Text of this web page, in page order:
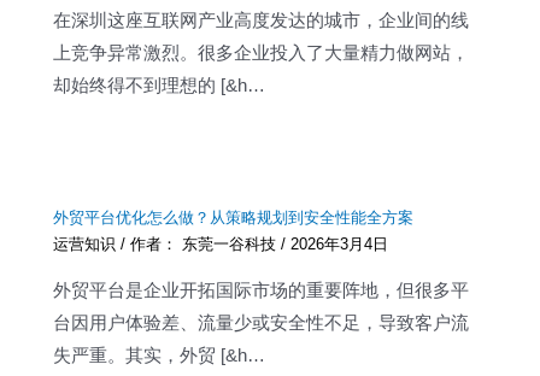
在深圳这座互联网产业高度发达的城市，企业间的线
上竞争异常激烈。很多企业投入了大量精力做网站，
却始终得不到理想的 [&h…
外贸平台优化怎么做？从策略规划到安全性能全方案
运营知识 / 作者： 东莞一谷科技/2026年3月4日
外贸平台是企业开拓国际市场的重要阵地，但很多平
台因用户体验差、流量少或安全性不足，导致客户流
失严重。其实，外贸 [&h…